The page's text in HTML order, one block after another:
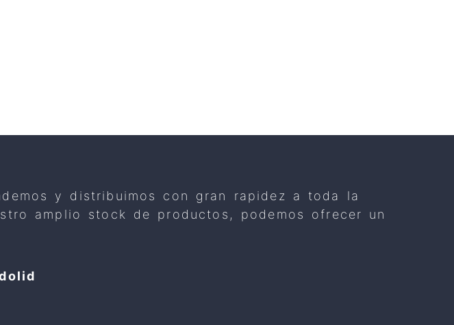
y distribuimos con gran rapidez a toda la
amplio stock de productos, podemos ofrecer un